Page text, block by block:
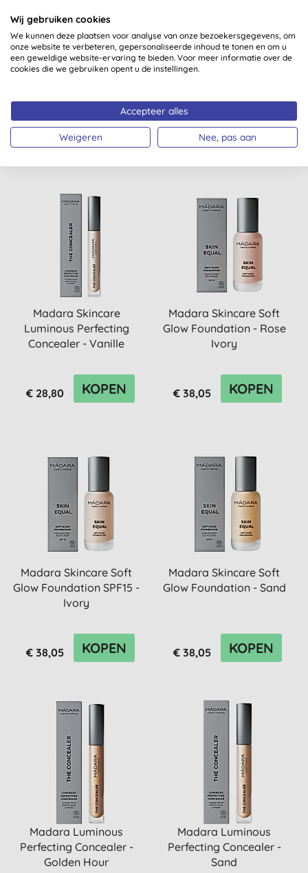
INIKA Loose Mineral
Foundation SPF 25 -
(1)
€ 50,45 KOPEN
Lavera Hyaluron Liquid
Foundation Cool Honey
(1)
€ 16,44 KOPEN
Madara Skincare
Luminous Perfecting
Concealer - Vanille
€ 28,80 KOPEN
Madara Skincare Soft
Glow Foundation - Rose
Ivory
€ 38,05 KOPEN
Madara Skincare Soft
Glow Foundation SPF15 -
Ivory
€ 38,05 KOPEN
Madara Skincare Soft
Glow Foundation - Sand
€ 38,05 KOPEN
Madara Luminous
Perfecting Concealer -
Golden Hour
Madara Luminous
Perfecting Concealer -
Sand
Wij gebruiken cookies
We kunnen deze plaatsen voor analyse van onze bezoekersgegevens, om
onze website te verbeteren, gepersonaliseerde inhoud te tonen en om u
een geweldige website-ervaring te bieden. Voor meer informatie over de
cookies die we gebruiken opent u de instellingen.
Accepteer alles
Weigeren Nee, pas aan